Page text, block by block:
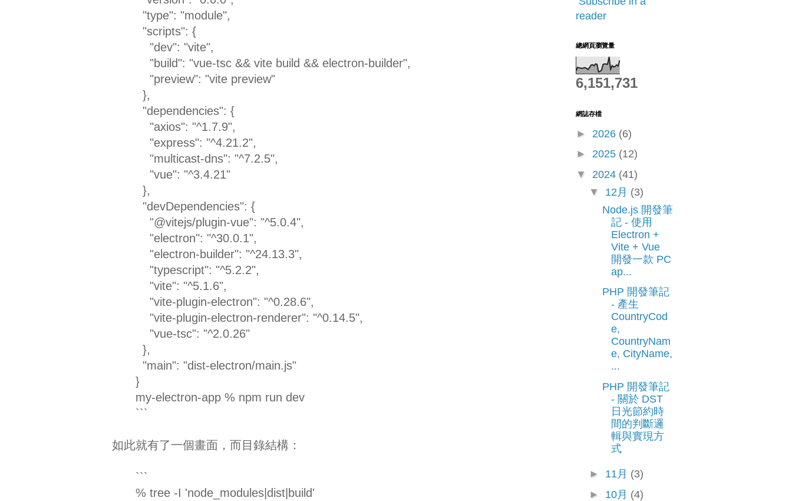
"type": "module",
"scripts": {
"dev": "vite",
"build": "vue-tsc && vite build && electron-builder",
"preview": "vite preview"
},
"dependencies": {
"axios": "^1.7.9",
"express": "^4.21.2",
"multicast-dns": "^7.2.5",
"vue": "^3.4.21"
},
"devDependencies": {
"@vitejs/plugin-vue": "^5.0.4",
"electron": "^30.0.1",
"electron-builder": "^24.13.3",
"typescript": "^5.2.2",
"vite": "^5.1.6",
"vite-plugin-electron": "^0.28.6",
"vite-plugin-electron-renderer": "^0.14.5",
"vue-tsc": "^2.0.26"
},
"main": "dist-electron/main.js"
}
my-electron-app % npm run dev
```
如此就有了一個畫面，而目錄結構：
```
% tree -I 'node_modules|dist|build'
reader
總網頁瀏覽量
6,151,731
網誌存檔
► 2026 (6)
► 2025 (12)
▼ 2024 (41)
▼ 12月 (3)
Node.js 開發筆
記 - 使用
Electron +
Vite + Vue
開發一款 PC
ap...
PHP 開發筆記
- 產生
CountryCod
e,
CountryNam
e, CityName,
...
PHP 開發筆記
- 關於 DST
日光節約時
間的判斷邏
輯與實現方
式
► 11月 (3)
► 10月 (4)